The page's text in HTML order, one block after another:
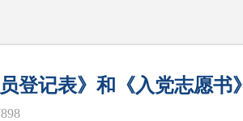
记表》和《入党志愿书》